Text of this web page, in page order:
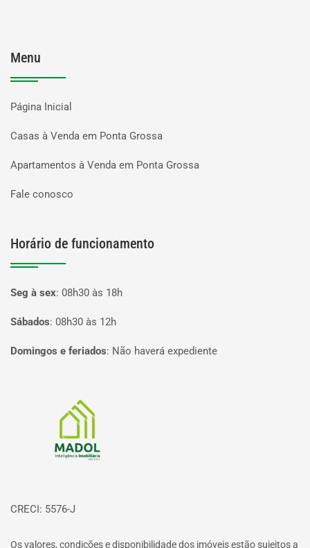
Menu
Página Inicial
Casas à Venda em Ponta Grossa
Apartamentos à Venda em Ponta Grossa
Fale conosco
Horário de funcionamento
Seg à sex: 08h30 às 18h
Sábados: 08h30 às 12h
Domingos e feriados: Não haverá expediente
CRECI: 5576-J
Os valores, condições e disponibilidade dos imóveis estão sujeitos a